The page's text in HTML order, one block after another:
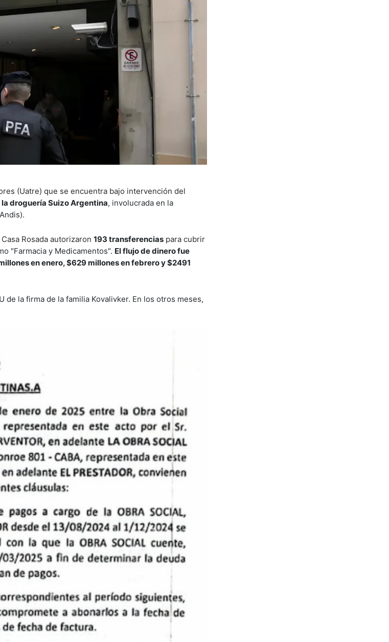
(Uatre) que se encuentra bajo intervención del
droguería Suizo Argentina, involucrada en la
Rosada autorizaron 193 transferencias para cubrir
"Farmacia y Medicamentos". El flujo de dinero fue
en enero, $629 millones en febrero y $2491
la firma de la familia Kovalivker. En los otros meses,